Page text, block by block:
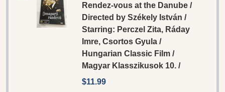
Rendez-vous at the Danube /
Directed by Székely István /
Starring: Perczel Zita, Ráday
Imre, Csortos Gyula /
Hungarian Classic Film /
Magyar Klasszikusok 10. /
$11.99